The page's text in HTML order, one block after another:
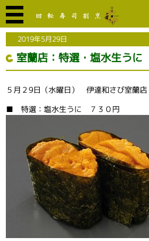
2019年5月29日
室蘭店：特選・塩水生う
５月２9日（水曜日） 伊達和さび室蘭
■ 特選：塩水生うに ７３０円